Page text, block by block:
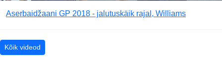
Aserbaidžaani GP 2018 - jalutuskäik rajal, Williams
Kõik videod